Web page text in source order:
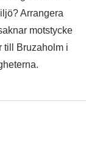
Arrangera
motstycke
till Bruzaholm i